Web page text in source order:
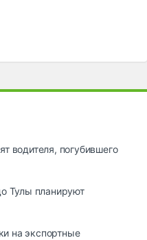
водителя, погубившего
Тулы планируют
на экспортные